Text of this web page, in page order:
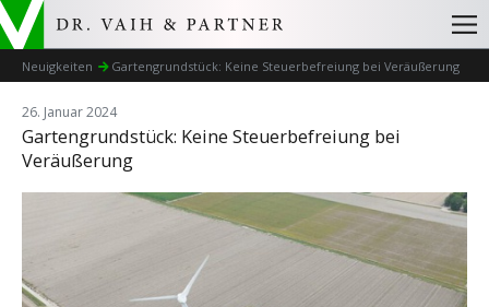
Neuigkeiten Gartengrundstück: Keine Steuerbefreiung bei Veräußerung
26. Januar 2024
Gartengrundstück: Keine Steuerbefreiung bei
Veräußerung